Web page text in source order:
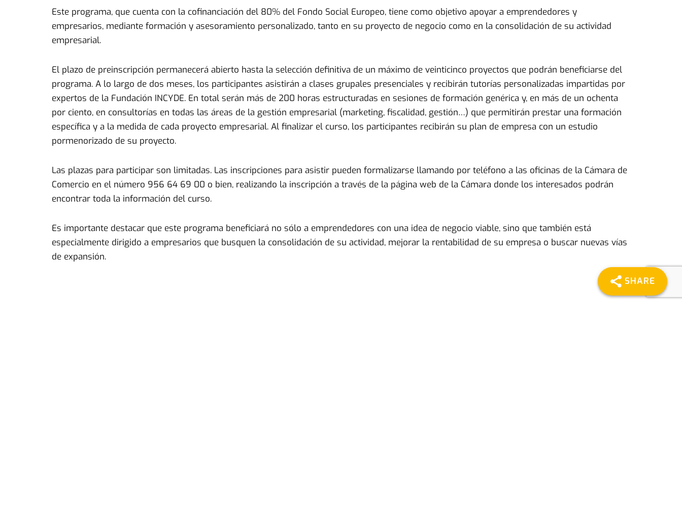
Este programa, que cuenta con la cofinanciación del 80% del Fondo Social Europeo, tiene como objetivo apoyar a emprendedores y
empresarios, mediante formación y asesoramiento personalizado, tanto en su proyecto de negocio como en la consolidación de su actividad
empresarial.
El plazo de preinscripción permanecerá abierto hasta la selección definitiva de un máximo de veinticinco proyectos que podrán beneficiarse del
programa. A lo largo de dos meses, los participantes asistirán a clases grupales presenciales y recibirán tutorías personalizadas impartidas por
expertos de la Fundación INCYDE. En total serán más de 200 horas estructuradas en sesiones de formación genérica y, en más de un ochenta
por ciento, en consultorías en todas las áreas de la gestión empresarial (marketing, fiscalidad, gestión…) que permitirán prestar una formación
específica y a la medida de cada proyecto empresarial. Al finalizar el curso, los participantes recibirán su plan de empresa con un estudio
pormenorizado de su proyecto.
Las plazas para participar son limitadas. Las inscripciones para asistir pueden formalizarse llamando por teléfono a las oficinas de la Cámara de
Comercio en el número 956 64 69 00 o bien, realizando la inscripción a través de la página web de la Cámara donde los interesados podrán
encontrar toda la información del curso.
Es importante destacar que este programa beneficiará no sólo a emprendedores con una idea de negocio viable, sino que también está
especialmente dirigido a empresarios que busquen la consolidación de su actividad, mejorar la rentabilidad de su empresa o buscar nuevas vías
de expansión.
SHARE